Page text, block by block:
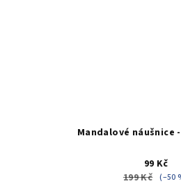
Mandalové náušnice
99 Kč
199 Kč (–50